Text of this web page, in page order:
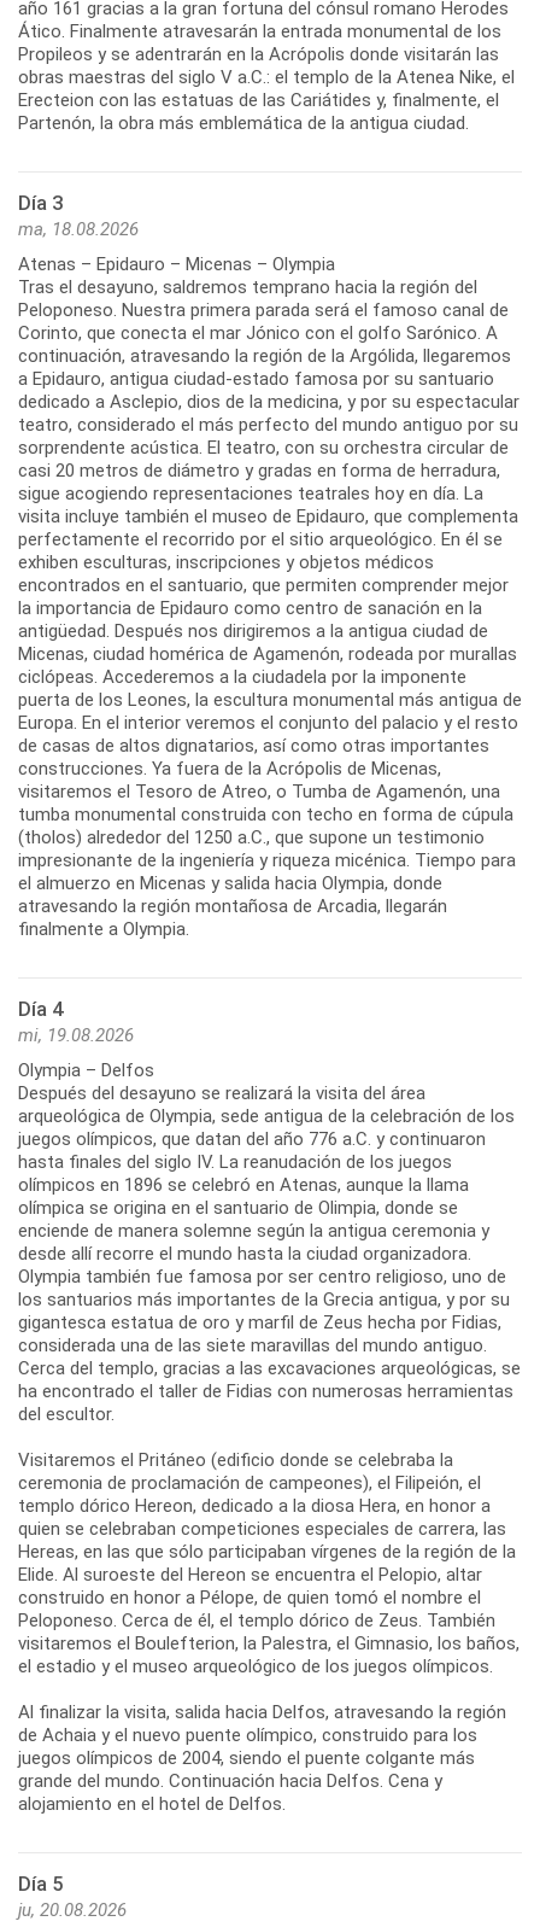
año 161 gracias a la gran fortuna del cónsul romano Herodes
Ático. Finalmente atravesarán la entrada monumental de los
Propileos y se adentrarán en la Acrópolis donde visitarán las
obras maestras del siglo V a.C.: el templo de la Atenea Nike, el
Erecteion con las estatuas de las Cariátides y, finalmente, el
Día 3
ma, 18.08.2026
Atenas – Epidauro – Micenas – Olympia
Tras el desayuno, saldremos temprano hacia la región del
Peloponeso. Nuestra primera parada será el famoso canal de
Corinto, que conecta el mar Jónico con el golfo Sarónico. A
continuación, atravesando la región de la Argólida, llegaremos
a Epidauro, antigua ciudad-estado famosa por su santuario
dedicado a Asclepio, dios de la medicina, y por su espectacular
teatro, considerado el más perfecto del mundo antiguo por su
sorprendente acústica. El teatro, con su orchestra circular de
casi 20 metros de diámetro y gradas en forma de herradura,
sigue acogiendo representaciones teatrales hoy en día. La
visita incluye también el museo de Epidauro, que complementa
perfectamente el recorrido por el sitio arqueológico. En él se
exhiben esculturas, inscripciones y objetos médicos
encontrados en el santuario, que permiten comprender mejor
la importancia de Epidauro como centro de sanación en la
antigüedad. Después nos dirigiremos a la antigua ciudad de
Micenas, ciudad homérica de Agamenón, rodeada por murallas
ciclópeas. Accederemos a la ciudadela por la imponente
puerta de los Leones, la escultura monumental más antigua de
Europa. En el interior veremos el conjunto del palacio y el resto
de casas de altos dignatarios, así como otras importantes
construcciones. Ya fuera de la Acrópolis de Micenas,
visitaremos el Tesoro de Atreo, o Tumba de Agamenón, una
tumba monumental construida con techo en forma de cúpula
(tholos) alrededor del 1250 a.C., que supone un testimonio
impresionante de la ingeniería y riqueza micénica. Tiempo para
el almuerzo en Micenas y salida hacia Olympia, donde
atravesando la región montañosa de Arcadia, llegarán
Día 4
mi, 19.08.2026
Olympia – Delfos
Después del desayuno se realizará la visita del área
arqueológica de Olympia, sede antigua de la celebración de los
juegos olímpicos, que datan del año 776 a.C. y continuaron
hasta finales del siglo IV. La reanudación de los juegos
olímpicos en 1896 se celebró en Atenas, aunque la llama
olímpica se origina en el santuario de Olimpia, donde se
enciende de manera solemne según la antigua ceremonia y
desde allí recorre el mundo hasta la ciudad organizadora.
Olympia también fue famosa por ser centro religioso, uno de
los santuarios más importantes de la Grecia antigua, y por su
gigantesca estatua de oro y marfil de Zeus hecha por Fidias,
considerada una de las siete maravillas del mundo antiguo.
Cerca del templo, gracias a las excavaciones arqueológicas, se
ha encontrado el taller de Fidias con numerosas herramientas
del escultor.
Visitaremos el Pritáneo (edificio donde se celebraba la
ceremonia de proclamación de campeones), el Filipeión, el
templo dórico Hereon, dedicado a la diosa Hera, en honor a
quien se celebraban competiciones especiales de carrera, las
Hereas, en las que sólo participaban vírgenes de la región de la
Elide. Al suroeste del Hereon se encuentra el Pelopio, altar
construido en honor a Pélope, de quien tomó el nombre el
Peloponeso. Cerca de él, el templo dórico de Zeus. También
visitaremos el Boulefterion, la Palestra, el Gimnasio, los baños,
el estadio y el museo arqueológico de los juegos olímpicos.
Al finalizar la visita, salida hacia Delfos, atravesando la región
de Achaia y el nuevo puente olímpico, construido para los
juegos olímpicos de 2004, siendo el puente colgante más
grande del mundo. Continuación hacia Delfos. Cena y
Día 5
ju, 20.08.2026